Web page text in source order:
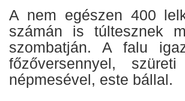
A nem egészen 400
számán is túltesznek
szombatján. A falu
főzőversennyel,
népmesével, este bállal.